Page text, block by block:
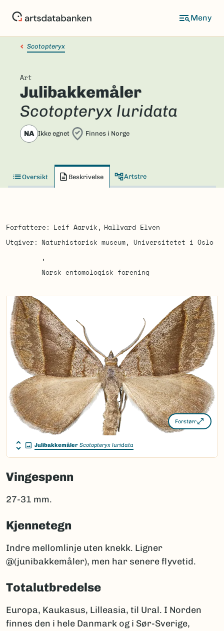
Scotopteryx
Art
Julibakkemåler
Scotopteryx luridata
NA Ikke egnet Finnes i Norge
Oversikt Beskrivelse Artstre
Forfattere Leif Aarvik
Hallvard Elven
Utgiver
Naturhistorisk museum, Universitetet i Oslo
Norsk entomologisk forening
Forstørr
Julibakkemåler Scotopteryx luridata
Vingespenn
27-31 mm.
Kjennetegn
Indre mellomlinje uten knekk. Ligner
@(junibakkemåler), men har senere flyvetid.
Totalutbredelse
Europa, Kaukasus, Lilleasia, til Ural. I Norden
finnes den i hele Danmark og i Sør-Sverige,